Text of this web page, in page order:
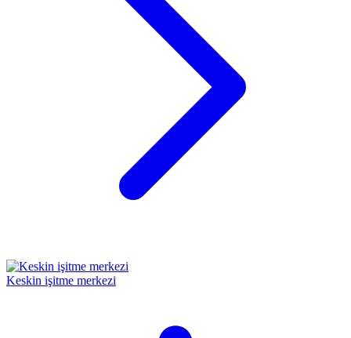
Keskin işitme merkezi